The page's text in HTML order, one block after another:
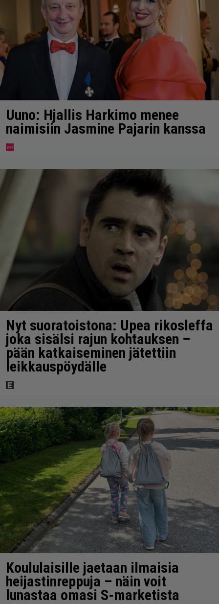
Uuno: Hjallis Harkimo menee
naimisiin Jasmine Pajarin kanssa
Nyt suoratoistona: Upea rikosleffa
joka sisälsi rajun kohtauksen –
pään katkaiseminen jätettiin
leikkauspöydälle
Koululaisille jaetaan ilmaisia
heijastinreppuja – näin voit
lunastaa omasi S-marketista